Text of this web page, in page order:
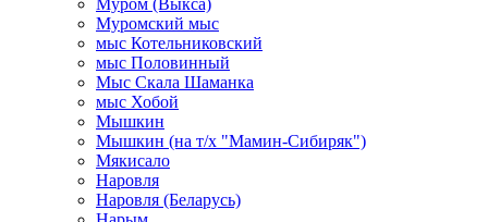
Муром (Выкса)
Муромский мыс
мыс Котельниковский
мыс Половинный
Мыс Скала Шаманка
мыс Хобой
Мышкин
Мышкин (на т/х "Мамин-Сибиряк")
Мякисало
Наровля
Наровля (Беларусь)